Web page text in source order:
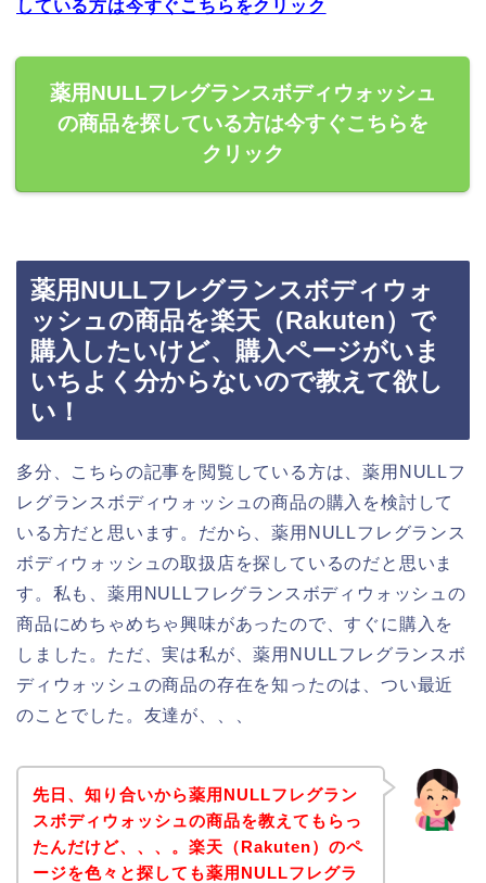
している方は今すぐこちらをクリック
薬用NULLフレグランスボディウォッシュ
の商品を探している方は今すぐこちらを
クリック
薬用NULLフレグランスボディウォ
ッシュの商品を楽天（Rakuten）で
購入したいけど、購入ページがいま
いちよく分からないので教えて欲し
い！
多分、こちらの記事を閲覧している方は、薬用NULLフ
レグランスボディウォッシュの商品の購入を検討して
いる方だと思います。だから、薬用NULLフレグランス
ボディウォッシュの取扱店を探しているのだと思いま
す。私も、薬用NULLフレグランスボディウォッシュの
商品にめちゃめちゃ興味があったので、すぐに購入を
しました。ただ、実は私が、薬用NULLフレグランスボ
ディウォッシュの商品の存在を知ったのは、つい最近
のことでした。友達が、、、
先日、知り合いから薬用NULLフレグラン
スボディウォッシュの商品を教えてもらっ
たんだけど、、、。楽天（Rakuten）のペ
ージを色々と探しても薬用NULLフレグラ